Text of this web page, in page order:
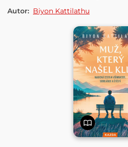
Autor: Biyon Kattilathu